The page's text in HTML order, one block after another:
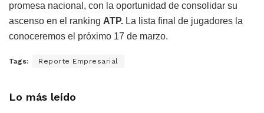
promesa nacional, con la oportunidad de consolidar su
ascenso en el ranking ATP. La lista final de jugadores la
conoceremos el próximo 17 de marzo.
Tags: Reporte Empresarial
Lo más leído